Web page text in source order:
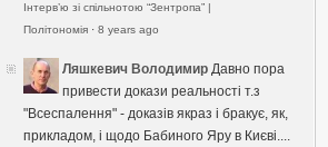
Інтерв’ю зі спільнотою “Зентропа” |
Політономія · 8 years ago
Ляшкевич Володимир Давно пора
привести докази реальності т.з
"Всеспалення" - доказів якраз і бракує, як,
прикладом, і щодо Бабиного Яру в Києві....